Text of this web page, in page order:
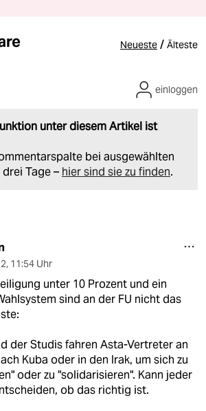
Neueste / Älteste
unter diesem Artikel ist
bei ausgewählten
Tage – hier sind sie zu finden.
einloggen
, 11:54 Uhr
unter 10 Prozent und ein
sind an der FU nicht das
der Studis fahren Asta-Vertreter an
Kuba oder in den Irak, um sich zu
oder zu "solidarisieren". Kann jeder
ob das richtig ist.